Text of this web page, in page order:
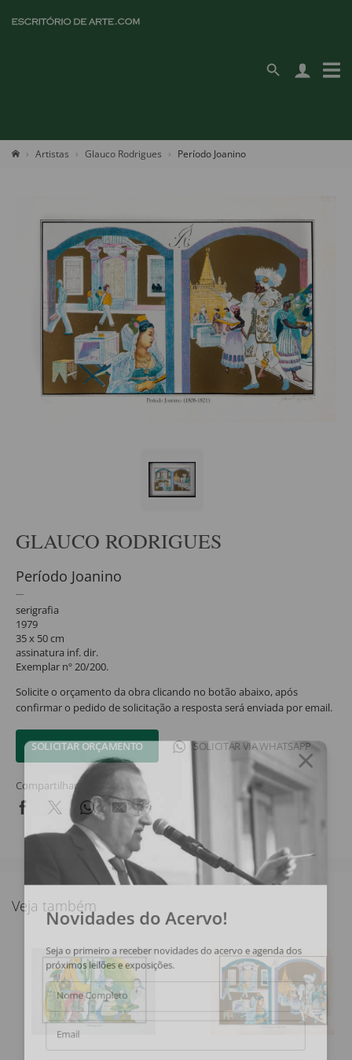
Artistas Glauco Rodrigues Período Joanino
GLAUCO RODRIGUES
Período Joanino
serigrafia
1979
35 x 50 cm
assinatura inf. dir.
Exemplar nº 20/200.
Solicite o orçamento da obra clicando no botão abaixo, após
confirmar o pedido de solicitação a resposta será enviada por email.
SOLICITAR ORÇAMENTO SOLICITAR VIA WHATSAPP
Compartilhar
Veja também
Novidades do Acervo!
Seja o primeiro a receber novidades do acervo e agenda dos
próximos leilões e exposições.
Nome Completo
Email